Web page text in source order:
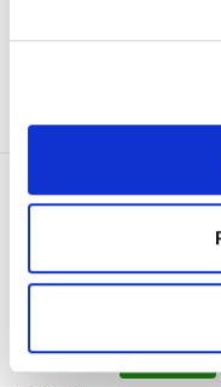
Skladem
Store S
Skladem